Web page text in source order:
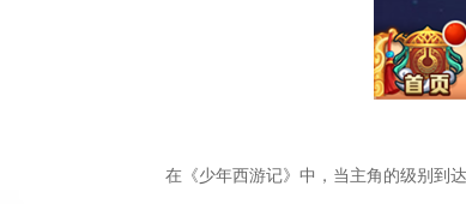
在《少年西游记》中，当主角的级别到